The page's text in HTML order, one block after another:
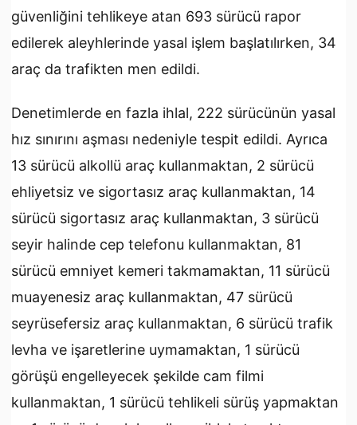
güvenliğini tehlikeye atan 693 sürücü rapor
edilerek aleyhlerinde yasal işlem başlatılırken, 34
araç da trafikten men edildi.
Denetimlerde en fazla ihlal, 222 sürücünün yasal
hız sınırını aşması nedeniyle tespit edildi. Ayrıca
13 sürücü alkollü araç kullanmaktan, 2 sürücü
ehliyetsiz ve sigortasız araç kullanmaktan, 14
sürücü sigortasız araç kullanmaktan, 3 sürücü
seyir halinde cep telefonu kullanmaktan, 81
sürücü emniyet kemeri takmamaktan, 11 sürücü
muayenesiz araç kullanmaktan, 47 sürücü
seyrüsefersiz araç kullanmaktan, 6 sürücü trafik
levha ve işaretlerine uymamaktan, 1 sürücü
görüşü engelleyecek şekilde cam filmi
kullanmaktan, 1 sürücü tehlikeli sürüş yapmaktan